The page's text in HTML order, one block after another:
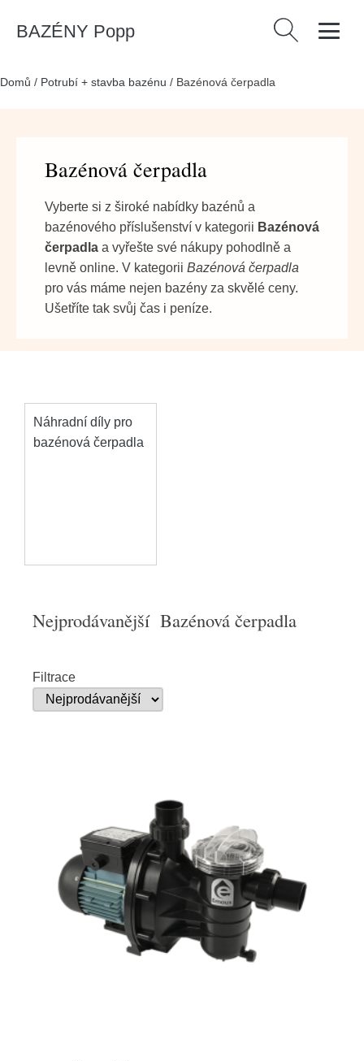
BAZÉNY Popp Vyhledávání
Domů / Potrubí + stavba bazénu / Bazénová čerpadla
Bazénová čerpadla
Vyberte si z široké nabídky bazénů a
bazénového příslušenství v kategorii Bazénová
čerpadla a vyřešte své nákupy pohodlně a
levně online. V kategorii Bazénová čerpadla
pro vás máme nejen bazény za skvělé ceny.
Ušetříte tak svůj čas i peníze.
Náhradní díly pro
bazénová čerpadla
Nejprodávanější Bazénová čerpadla
Filtrace